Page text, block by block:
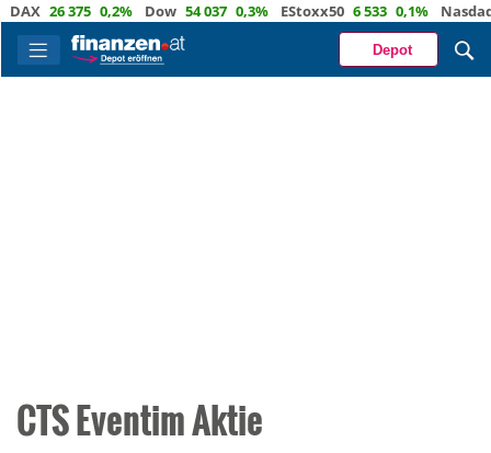
26 375 0,2% Dow 54 037 0,3% EStoxx50 6 533 0,1% Nasdaq 29
Depot
CTS Eventim Aktie